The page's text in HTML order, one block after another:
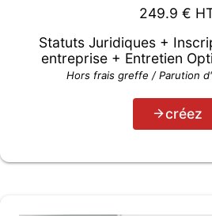
249.9 €
Statuts Juridiques +
entreprise + Entretien
Hors frais greffe / Parution
créez